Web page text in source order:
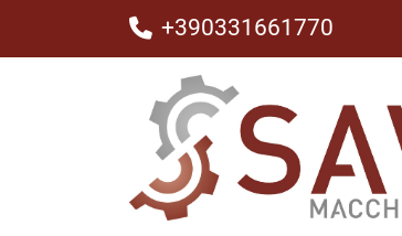
+390331661770